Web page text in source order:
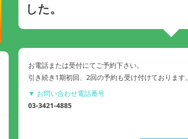
した。
お電話または受付にてご予約下さい。
引き続き1期初回、2回の予約も受け付けております。
▼ お問い合わせ電話番号
03-3421-4885